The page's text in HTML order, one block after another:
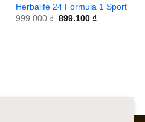
Herbalife 24 Formula 1 Sport
999.000₫ Giá
899.100 ₫Giá